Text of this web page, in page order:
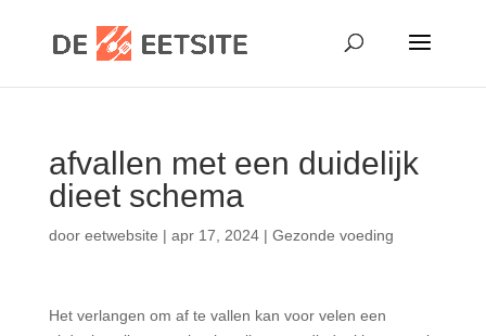
afvallen met een duidelijk
dieet schema
door eetwebsite | apr 17, 2024| Gezonde voeding
Het verlangen om af te vallen kan voor velen een